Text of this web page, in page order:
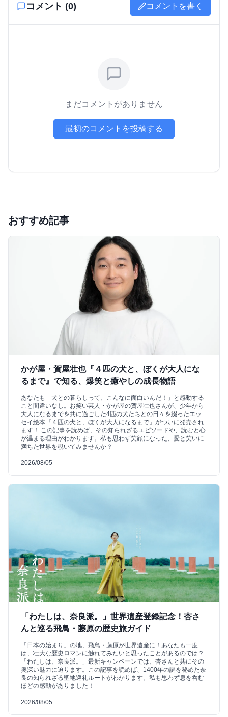
コメント (0) コメントを書く
まだコメントがありません
最初のコメントを投稿する
おすすめ記事
かが屋・賀屋壮也『４匹の犬と、ぼくが大人にな
るまで』で知る、爆笑と癒やしの成長物語
あなたも「犬との暮らしって、こんなに面白いんだ！」と感動する
こと間違いなし。お笑い芸人・かが屋の賀屋壮也さんが、少年から
大人になるまでを共に過ごした4匹の犬たちとの日々を綴ったエッ
セイ絵本『４匹の犬と、ぼくが大人になるまで』がついに発売され
ます！ この記事を読めば、その知られざるエピソードや、読むと心
が温まる理由がわかります。私も思わず笑顔になった、愛と笑いに
満ちた世界を覗いてみませんか？
2026/08/05
「わたしは、奈良派。」世界遺産登録記念！杏さ
んと巡る飛鳥・藤原の歴史旅ガイド
「日本の始まり」の地、飛鳥・藤原が世界遺産に！あなたも一度
は、壮大な歴史ロマンに触れてみたいと思ったことがあるのでは？
「わたしは、奈良派。」最新キャンペーンでは、杏さんと共にその
奥深い魅力に迫ります。この記事を読めば、1400年の謎を秘めた奈
良の知られざる聖地巡礼ルートがわかります。私も思わず息を呑む
ほどの感動がありました！
2026/08/05